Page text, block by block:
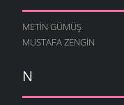
METIN GÜMÜŞ
MUSTAFA ZENGIN
N